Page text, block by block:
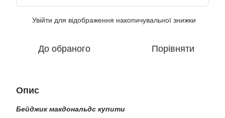
Увійти для відображення накопичувальної знижки
До обраного Порівняти
Опис
Бейджик макдональдс купити